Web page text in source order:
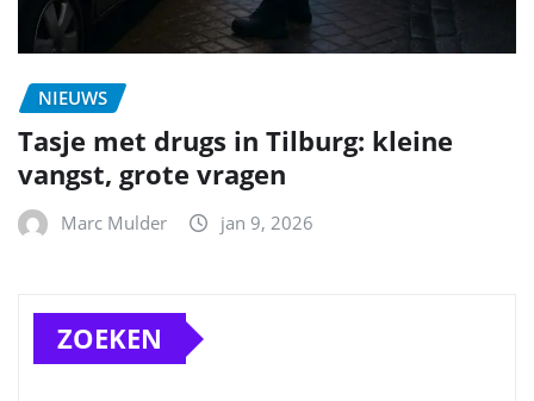
NIEUWS
Tasje met drugs in Tilburg: kleine
vangst, grote vragen
Marc Mulder jan 9, 2026
ZOEKEN